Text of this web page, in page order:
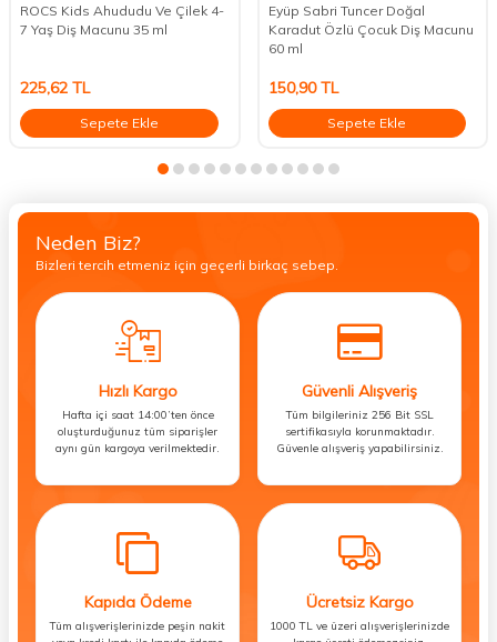
ROCS Kids Ahududu Ve Çilek 4-
7 Yaş Diş Macunu 35 ml
225,62 TL
Sepete Ekle
Eyüp Sabri Tuncer Doğal
Karadut Özlü Çocuk Diş Macunu
60 ml
150,90TL
Sepete Ekle
Neden Biz?
Bizleri tercih etmeniz için geçerli birkaç sebep.
Hızlı Kargo
Hafta içi saat 14:00’ten önce
oluşturduğunuz tüm siparişler
aynı gün kargoya verilmektedir.
Güvenli Alışveriş
Tüm bilgileriniz 256 Bit SSL
sertifikasıyla korunmaktadır.
Güvenle alışveriş yapabilirsiniz.
Kapıda Ödeme
Tüm alışverişlerinizde peşin nakit
Ücretsiz Kargo
1000 TL ve üzeri alışverişlerinizde